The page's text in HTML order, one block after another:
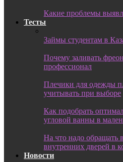
Какие проблемы
Тесты
Займы студентам в
Почему заливать
профессионал
Плечики для одежды
учитывать при выборе
Как подобрать
угловой ванны в
На что надо обращать
внутренних дверей в
Новости